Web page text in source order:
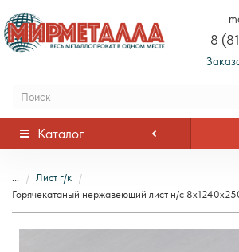
8
Каталог
...
Лист г/к
Горячекатаный нержавеющий лист н/с